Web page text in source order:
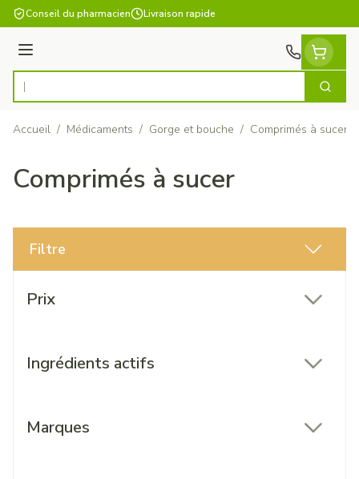
Aller au contenu
Conseil du pharmacien Livraison rapide
Menu
Rechercher
Accueil / Médicaments / Gorge et bouche / Comprimés à sucer
Comprimés à sucer
Filtre
Prix
Ingrédients actifs
Marques